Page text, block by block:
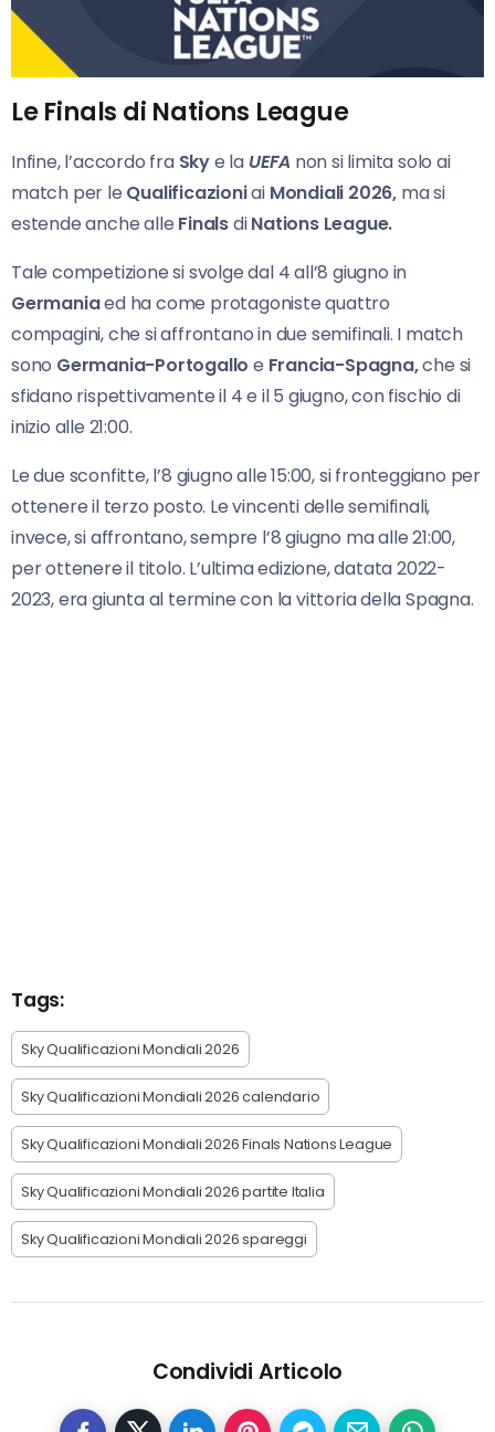
Le Finals di Nations League
Infine, l’accordo fra Skye la UEFA non si limita solo ai
match per le Qualificazioniai Mondiali 2026, ma si
estende anche alle FinalsdiNations League.
Tale competizione si svolge dal 4 all’8 giugno in
Germaniaed ha come protagoniste quattro
compagini, che si affrontano in due semifinali. I match
sono Germania-Portogallo e Francia-Spagna,che si
sfidano rispettivamente il 4 e il 5 giugno, con fischio di
inizio alle 21:00.
Le due sconfitte, l’8 giugno alle 15:00, si fronteggiano per
ottenere il terzo posto. Le vincenti delle semifinali,
invece, si affrontano, sempre l’8 giugno ma alle 21:00,
per ottenere il titolo. L’ultima edizione, datata 2022-
2023, era giunta al termine con la vittoria della Spagna.
Tags:
Sky Qualificazioni Mondiali 2026
Sky Qualificazioni Mondiali 2026 calendario
Sky Qualificazioni Mondiali 2026 Finals Nations League
Sky Qualificazioni Mondiali 2026 partite Italia
Sky Qualificazioni Mondiali 2026 spareggi
Condividi Articolo